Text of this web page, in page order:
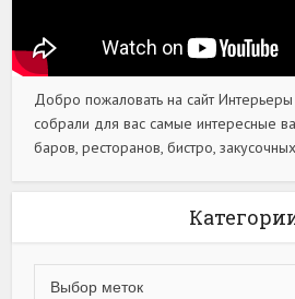
Добро пожаловать на сайт
собрали для вас самые интересные
баров, ресторанов, бистро,